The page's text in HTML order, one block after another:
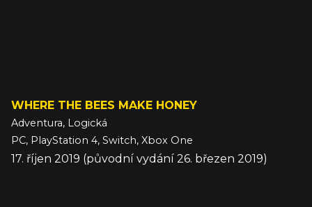
WHERE THE BEES MAKE HONEY
Adventura, Logická
PC, PlayStation 4, Switch, Xbox One
17. říjen 2019 (původní vydání 26. březen 2019)